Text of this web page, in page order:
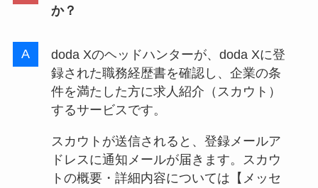
か？
doda Xのヘッドハンターが、doda Xに登
録された職務経歴書を確認し、企業の条
件を満たした方に求人紹介（スカウト）
するサービスです。
スカウトが送信されると、登録メールア
ドレスに通知メールが届きます。スカウ
トの概要・詳細内容については【メッセ